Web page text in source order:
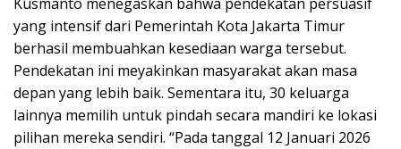
yang intensif dari Pemerintah Kota Jakarta Timur
berhasil membuahkan kesediaan warga tersebut.
Pendekatan ini meyakinkan masyarakat akan masa
depan yang lebih baik. Sementara itu, 30 keluarga
lainnya memilih untuk pindah secara mandiri ke lokasi
pilihan mereka sendiri. “Pada tanggal 12 Januari 2026